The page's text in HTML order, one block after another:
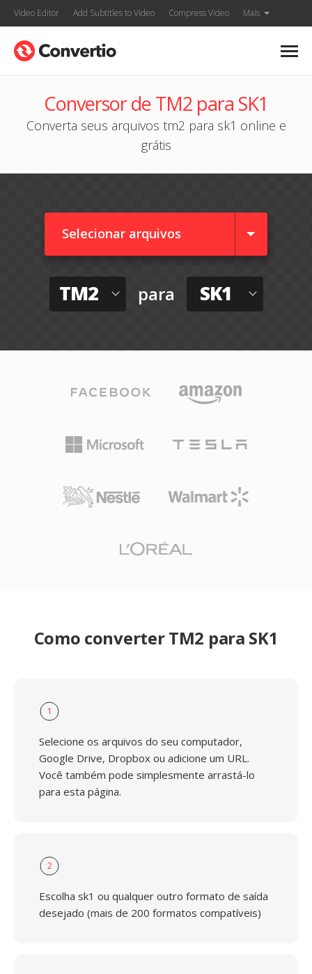
Video Editor Add Subtitles to Video Compress Video Mais
Conversor de TM2 para SK1
Converta seus arquivos tm2 para sk1 online e
grátis
Selecionar arquivos
TM2 para SK1
Como converter TM2 para SK1
1
Selecione os arquivos do seu computador,
Google Drive, Dropbox ou adicione um URL.
Você também pode simplesmente arrastá-lo
para esta página.
2
Escolha sk1 ou qualquer outro formato de saída
desejado (mais de 200 formatos compatíveis)